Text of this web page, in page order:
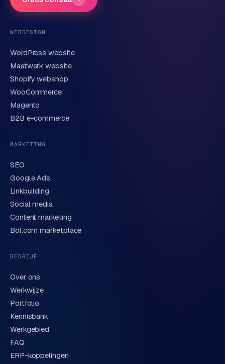
Telefoonnummer(optioneel)
Korte omschrijving van je vraag of project
Verstuur aanvraag
We behandelen je gegevens zorgvuldig conform onze
privacyverklaring. Of bel direct
WEBDESIGN
WordPress website
Maatwerk website
Shopify webshop
WooCommerce
Magento
B2B e-commerce
MARKETING
SEO
Google Ads
Linkbuilding
Social media
Content marketing
Bol.com marketplace
BEDRIJF
Over ons
Werkwijze
Portfolio
Kennisbank
Werkgebied
FAQ
ERP-koppelingen